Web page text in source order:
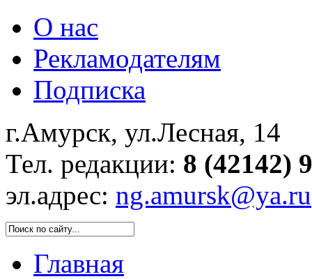
О нас
Рекламодателям
Подписка
г.Амурск, ул.Лесная, 14
Тел. редакции: 8 (42142)
эл.адрес: ng.amursk@ya.ru
Главная